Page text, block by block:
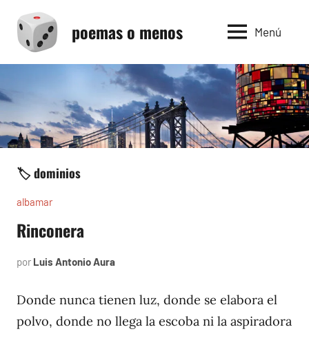
contenido
poemas o menos Menú
🏷️ dominios
albamar
Rinconera
por Luis Antonio Aura
1996
Donde nunca tienen luz, donde se elabora el
polvo, donde no llega la escoba ni la aspiradora